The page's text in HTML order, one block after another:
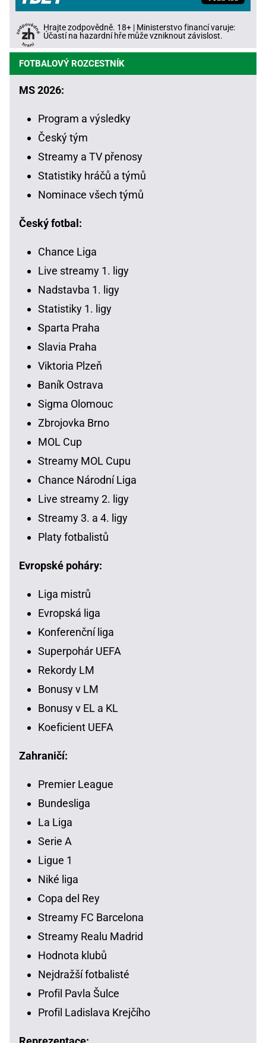
Hrajte zodpovědně. 18+ | Ministerstvo financí varuje:
Účastí na hazardní hře může vzniknout závislost.
FOTBALOVÝ ROZCESTNÍK
MS 2026:
Program a výsledky
Český tým
Streamy a TV přenosy
Statistiky hráčů a týmů
Nominace všech týmů
Český fotbal:
Chance Liga
Live streamy 1. ligy
Nadstavba 1. ligy
Statistiky 1. ligy
Sparta Praha
Slavia Praha
Viktoria Plzeň
Baník Ostrava
Sigma Olomouc
Zbrojovka Brno
MOL Cup
Streamy MOL Cupu
Chance Národní Liga
Live streamy 2. ligy
Streamy 3. a 4. ligy
Platy fotbalistů
Evropské poháry:
Liga mistrů
Evropská liga
Konferenční liga
Superpohár UEFA
Rekordy LM
Bonusy v LM
Bonusy v EL a KL
Koeficient UEFA
Zahraničí:
Premier League
Bundesliga
La Liga
Serie A
Ligue 1
Niké liga
Copa del Rey
Streamy FC Barcelona
Streamy Realu Madrid
Hodnota klubů
Nejdražší fotbalisté
Profil Pavla Šulce
Profil Ladislava Krejčího